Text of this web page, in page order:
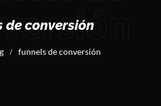
de conversión
/ funnels de conversión